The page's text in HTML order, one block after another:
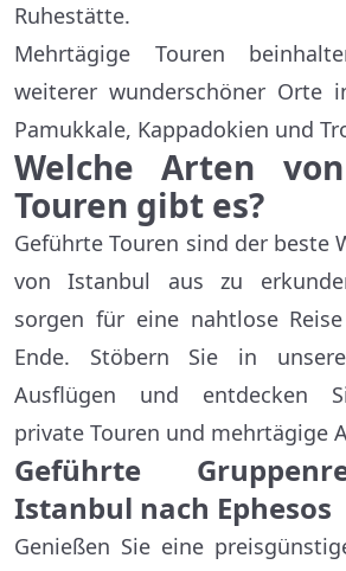
Ruhestätte.
Mehrtägige Touren
weiterer wunderschöner Orte
Pamukkale, Kappadokien und
Welche Arten
Touren gibt es?
Geführte Touren sind der beste
von Istanbul aus zu
sorgen für eine nahtlose
Ende. Stöbern Sie in
Ausflügen und entdecken
private Touren und mehrtägige
Geführte
Istanbul nach Ephesos
Genießen Sie eine